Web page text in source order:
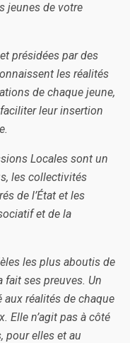
jeunes de votre
présidées par des
les réalités
de chaque jeune,
leur insertion
Locales sont un
les collectivités
de l’État et les
et de la
les plus aboutis de
fait ses preuves. Un
réalités de chaque
Elle n’agit pas à côté
pour elles et au